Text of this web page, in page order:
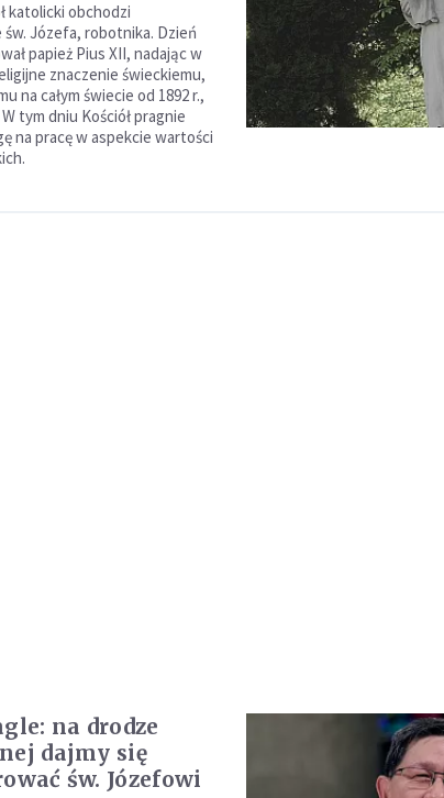
katolicki obchodzi
Józefa, robotnika. Dzień
papież Pius XII, nadając w
znaczenie świeckiemu,
na całym świecie od 1892 r.,
tym dniu Kościół pragnie
na pracę w aspekcie wartości
na drodze
dajmy się
św. Józefowi